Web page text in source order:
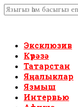
Эксклюзив
Күрәзә
Татарстан
Яңалыклар
Язмыш
Интервью